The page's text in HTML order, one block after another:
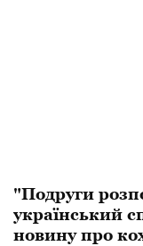
"Подруги
український
новину про